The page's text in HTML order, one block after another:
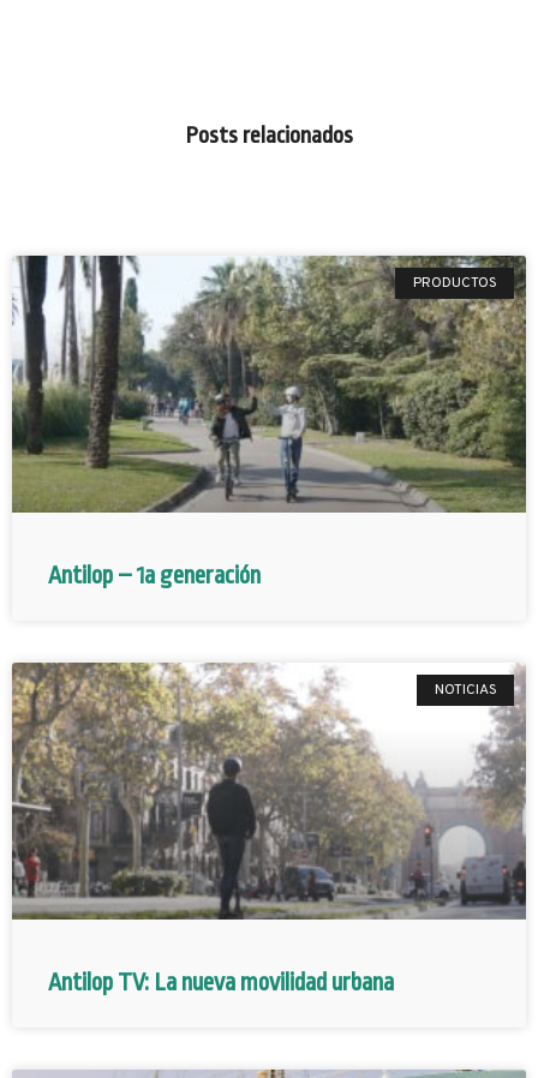
Posts relacionados
PRODUCTOS
Antilop – 1a generación
NOTICIAS
Antilop TV: La nueva movilidad urbana